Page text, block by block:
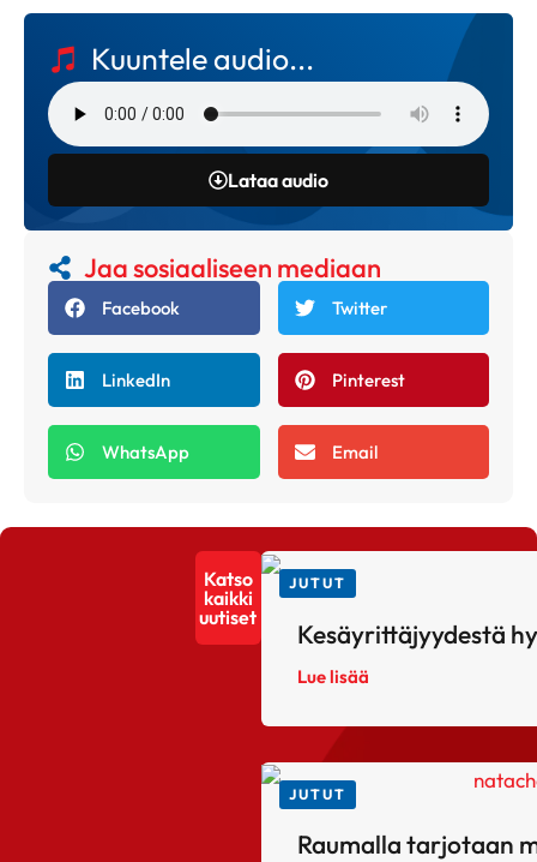
Kuuntele audio...
Lataa audio
Jaa sosiaaliseen mediaan
Facebook Twitter
LinkedIn Pinterest
WhatsApp Email
Katso
kaikki
uutiset
JUTUT
Kesäyrittäjyydestä
Lue lisää
JUTUT
Raumalla tarjotaan